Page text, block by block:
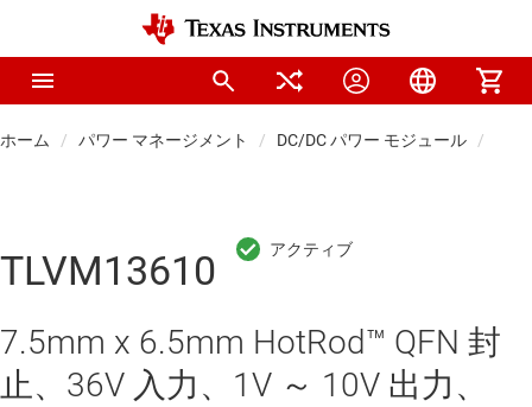
ホーム パワー マネージメント DC/DC パワー モジュール
TLVM13610
7.5mm x 6.5mm HotRod™ QFN 封
止、36V 入力、1V ～ 10V 出力、